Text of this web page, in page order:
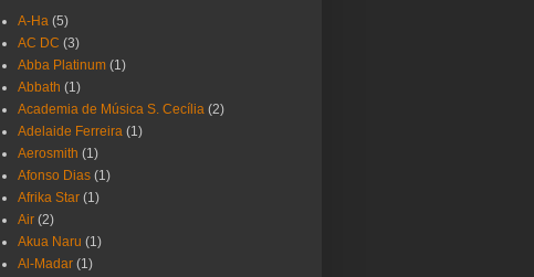
A-Ha (5)
AC DC (3)
Abba Platinum (1)
Abbath (1)
Academia de Música S. Cecília (2)
Adelaide Ferreira (1)
Aerosmith (1)
Afonso Dias (1)
Afrika Star (1)
Air (2)
Akua Naru (1)
Al-Madar (1)